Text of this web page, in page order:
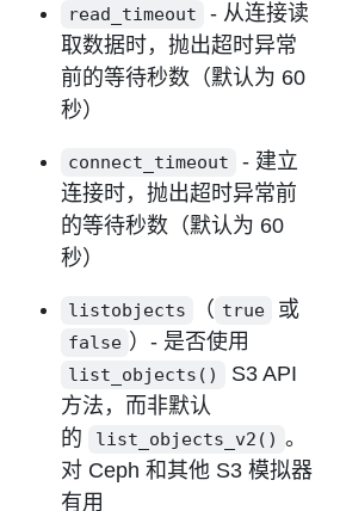
read_timeout
- 从连接读
取数据时，抛出超时异常
前的等待秒数（默认为 60
秒）
connect_timeout
- 建立
连接时，抛出超时异常前
的等待秒数（默认为 60
秒）
listobjects （ true 或
false ）- 是否使用
list_objects()
S3 API
方法，而非默认
的
list_objects_v2() 。
对 Ceph 和其他 S3 模拟器
有用